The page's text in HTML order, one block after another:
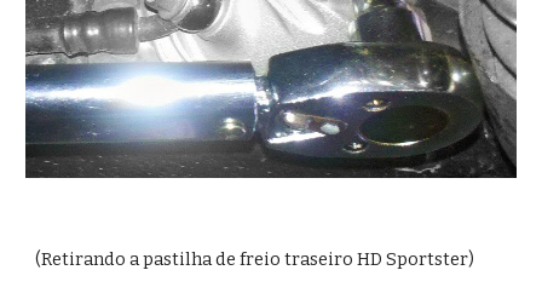
(Retirando a pastilha de freio traseiro HD Sportster)